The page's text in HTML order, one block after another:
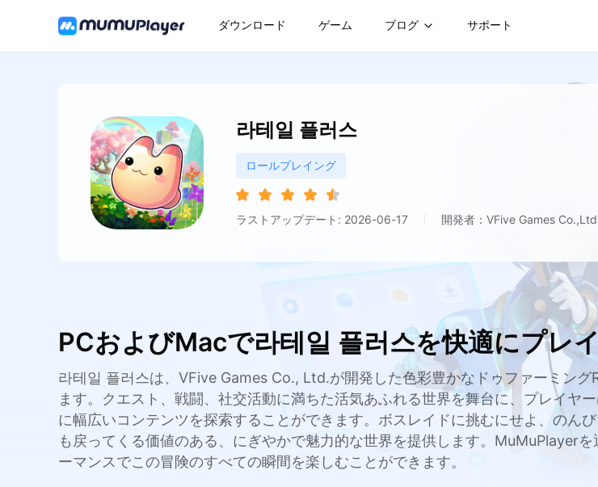
ダウンロード ゲーム ブログ サポート
라테일 플러스
ロールプレイング
ラストアップデート: 2026-06-17 開発者：VFive Games
PCおよびMacで라테일 플러스を快適にプレイ
라테일 플러스は、VFive Games Co., Ltd.が開発した色彩豊かなドゥファーミン
ます。クエスト、戦闘、社交活動に満ちた活気あふれる世界を舞台に、プレイヤ
に幅広いコンテンツを探索することができます。ボスレイドに挑むにせよ、のん
も戻ってくる価値のある、にぎやかで魅力的な世界を提供します。MuMuPlayer
ーマンスでこの冒険のすべての瞬間を楽しむことができます。